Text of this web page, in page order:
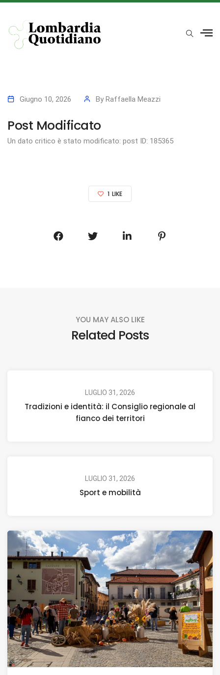
Giugno 10, 2026 By Raffaella Meazzi
Post Modificato
Un dato critico è stato modificato: post ID: 185365
1 LIKE
YOU MAY ALSO LIKE
Related Posts
LUGLIO 31, 2026
Tradizioni e identità: il Consiglio regionale al
fianco dei territori
LUGLIO 31, 2026
Sport e mobilità